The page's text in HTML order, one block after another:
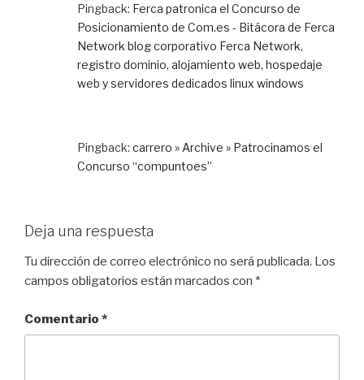
Pingback: Ferca patronica el Concurso de
Posicionamiento de Com.es - Bitácora de Ferca
Network blog corporativo Ferca Network,
registro dominio, alojamiento web, hospedaje
web y servidores dedicados linux windows
Pingback: carrero » Archive » Patrocinamos el
Concurso “compuntoes”
Deja una respuesta
Tu dirección de correo electrónico no será publicada. Los
campos obligatorios están marcados con *
Comentario *